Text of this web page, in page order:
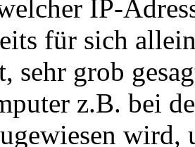
IP-
für sich
sehr grob
z.B. bei
wird,